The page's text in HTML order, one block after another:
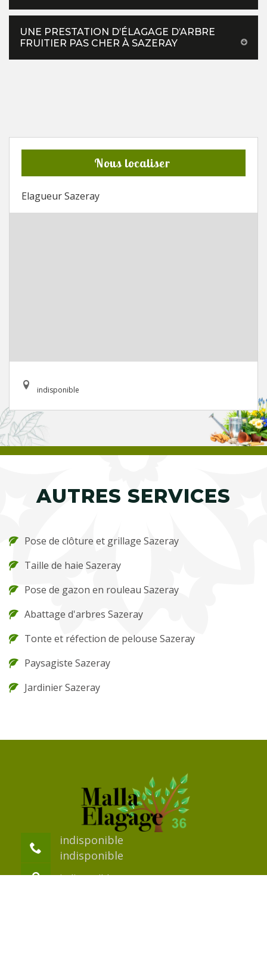
UNE PRESTATION D’ÉLAGAGE D’ARBRE
FRUITIER PAS CHER À SAZERAY
Nous localiser
Elagueur Sazeray
indisponible
AUTRES SERVICES
Pose de clôture et grillage Sazeray
Taille de haie Sazeray
Pose de gazon en rouleau Sazeray
Abattage d'arbres Sazeray
Tonte et réfection de pelouse Sazeray
Paysagiste Sazeray
Jardinier Sazeray
indisponible
indisponible
indisponible